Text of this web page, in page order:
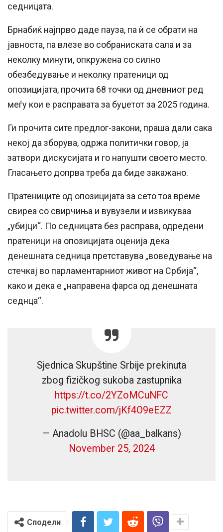
седницата.
Брнабиќ најпрво даде пауза, па ѝ се обрати на
јавноста, па влезе во собраниската сала и за
неколку минути, опкружена со силно
обезбедување и неколку пратеници од
опозицијата, прочита 68 точки од дневниот ред
меѓу кои е расправата за буџетот за 2025 година.
Ги прочита сите предлог-закони, праша дали сака
некој да зборува, одржа политички говор, ја
затвори дискусијата и го напушти своето место.
Гласањето допрва треба да биде закажано.
Пратениците од опозицијата за сето тоа време
свиреа со свирчиња и вувузели и извикуваа
„убијци“. По седницата без расправа, одредени
пратеници на опозицијата оценија дека
денешната седница претставува „воведување на
стечкај во парламентарниот живот на Србија“,
како и дека е „направена фарса од денешната
седнца“.
Sjednica Skupštine Srbije prekinuta
zbog fizičkog sukoba zastupnika
https://t.co/2YZoMCuNFC
pic.twitter.com/jKf4O9eEZZ
— Anadolu BHSC (@aa_balkans)
November 25, 2024
Сподели